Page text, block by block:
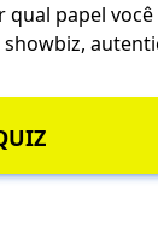
qual papel